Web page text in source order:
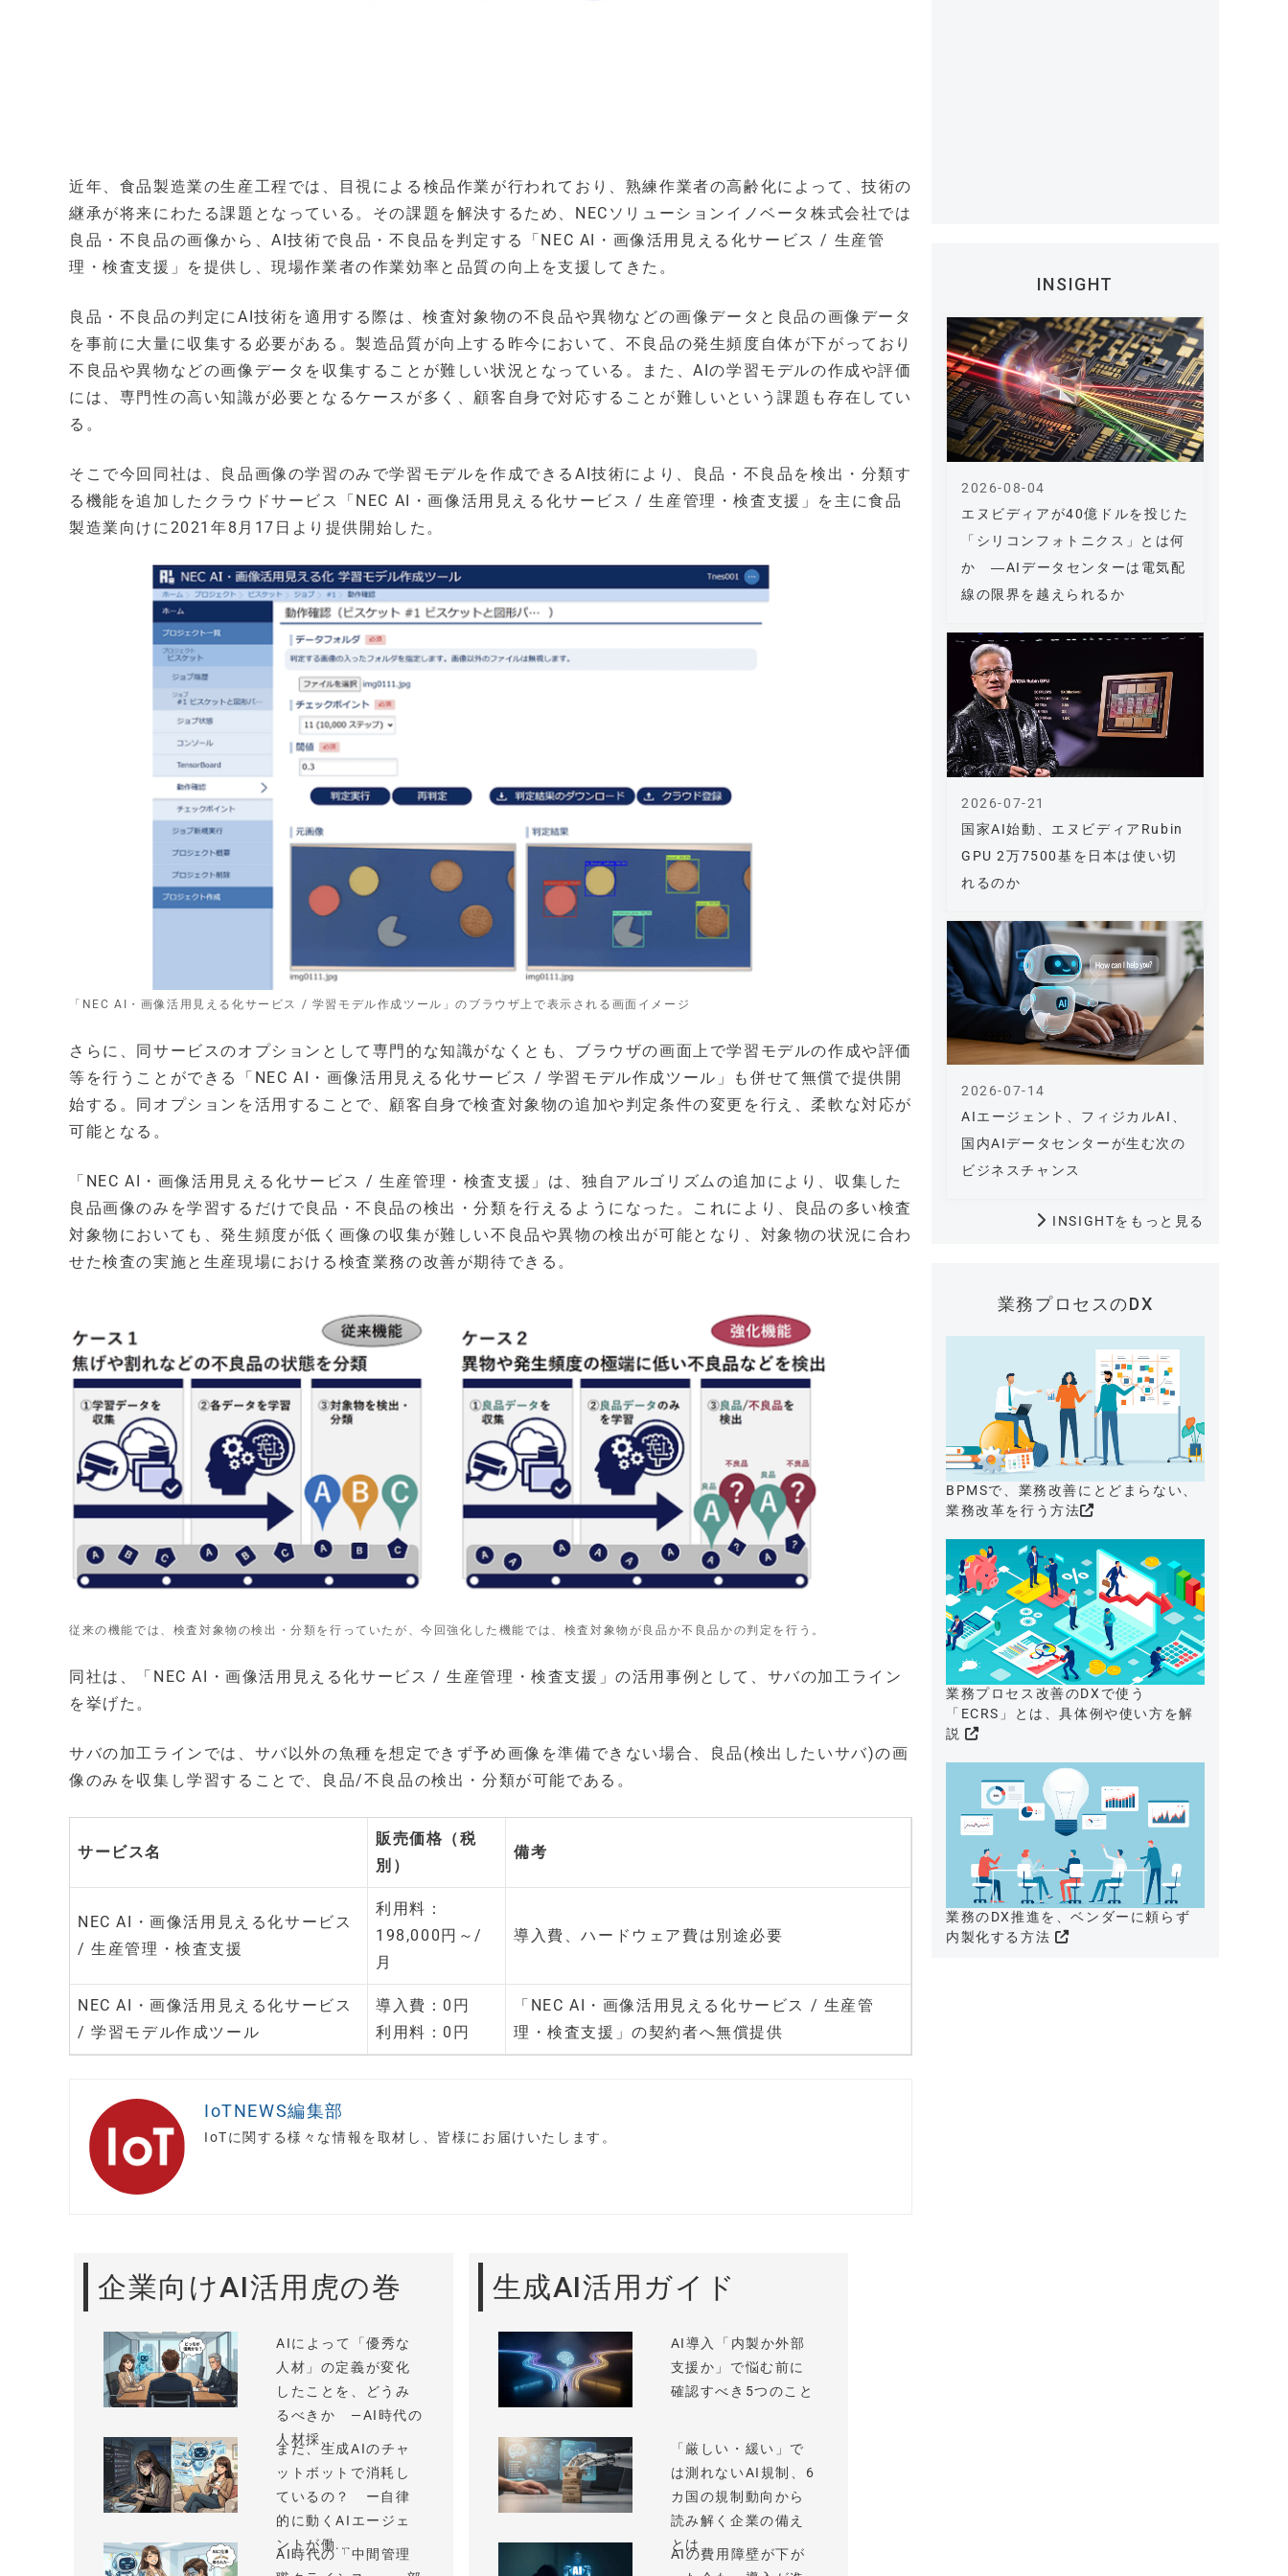
近年、食品製造業の生産工程では、目視による検品作業が行われており、熟練作業者の高齢化によって、技術の
継承が将来にわたる課題となっている。その課題を解決するため、NECソリューションイノベータ株式会社では
良品・不良品の画像から、AI技術で良品・不良品を判定する「NEC AI・画像活用見える化サービス / 生産管
理・検査支援」を提供し、現場作業者の作業効率と品質の向上を支援してきた。
良品・不良品の判定にAI技術を適用する際は、検査対象物の不良品や異物などの画像データと良品の画像データ
を事前に大量に収集する必要がある。製造品質が向上する昨今において、不良品の発生頻度自体が下がっており
不良品や異物などの画像データを収集することが難しい状況となっている。また、AIの学習モデルの作成や評価
には、専門性の高い知識が必要となるケースが多く、顧客自身で対応することが難しいという課題も存在してい
る。
そこで今回同社は、良品画像の学習のみで学習モデルを作成できるAI技術により、良品・不良品を検出・分類す
る機能を追加したクラウドサービス「NEC AI・画像活用見える化サービス / 生産管理・検査支援」を主に食品
製造業向けに2021年8月17日より提供開始した。
「NEC AI・画像活用見える化サービス / 学習モデル作成ツール」のブラウザ上で表示される画面イメージ
さらに、同サービスのオプションとして専門的な知識がなくとも、ブラウザの画面上で学習モデルの作成や評価
等を行うことができる「NEC AI・画像活用見える化サービス / 学習モデル作成ツール」も併せて無償で提供開
始する。同オプションを活用することで、顧客自身で検査対象物の追加や判定条件の変更を行え、柔軟な対応が
可能となる。
「NEC AI・画像活用見える化サービス / 生産管理・検査支援」は、独自アルゴリズムの追加により、収集した
良品画像のみを学習するだけで良品・不良品の検出・分類を行えるようになった。これにより、良品の多い検査
対象物においても、発生頻度が低く画像の収集が難しい不良品や異物の検出が可能となり、対象物の状況に合わ
せた検査の実施と生産現場における検査業務の改善が期待できる。
従来の機能では、検査対象物の検出・分類を行っていたが、今回強化した機能では、検査対象物が良品か不良品かの判定を行う。
同社は、「NEC AI・画像活用見える化サービス / 生産管理・検査支援」の活用事例として、サバの加工ライン
を挙げた。
サバの加工ラインでは、サバ以外の魚種を想定できず予め画像を準備できない場合、良品(検出したいサバ)の画
像のみを収集し学習することで、良品/不良品の検出・分類が可能である。
サービス名
販売価格（税
別）
備考
NEC AI・画像活用見える化サービス
/ 生産管理・検査支援
利用料：
198,000円～/
月
導入費、ハードウェア費は別途必要
NEC AI・画像活用見える化サービス
/ 学習モデル作成ツール
導入費：0円
利用料：0円
「NEC AI・画像活用見える化サービス / 生産管
理・検査支援」の契約者へ無償提供
IoTNEWS編集部
IoTに関する様々な情報を取材し、皆様にお届けいたします。
企業向けAI活用虎の巻
AIによって「優秀な
人材」の定義が変化
したことを、どうみ
るべきか —AI時代の
人材採...
まだ、生成AIのチャ
ットボットで消耗し
ているの？ ー自律
的に動くAIエージェ
ントが働...
AI時代の「中間管理
生成AI活用ガイド
AI導入「内製か外部
支援か」で悩む前に
確認すべき5つのこと
「厳しい・緩い」で
は測れないAI規制、6
カ国の規制動向から
読み解く企業の備え
とは
AIの費用障壁が下が
INSIGHT
エヌビディアが40億ドルを投じた
「シリコンフォトニクス」とは何
か ―AIデータセンターは電気配
線の限界を越えられるか
2026-08-04
国家AI始動、エヌビディアRubin
GPU 2万7500基を日本は使い切
れるのか
2026-07-21
AIエージェント、フィジカルAI、
国内AIデータセンターが生む次の
ビジネスチャンス
2026-07-14
INSIGHTをもっと見る
業務プロセスのDX
BPMSで、業務改善にとどまらない、
業務改革を行う方法
業務プロセス改善のDXで使う
「ECRS」とは、具体例や使い方を解
説
業務のDX推進を、ベンダーに頼らず
内製化する方法